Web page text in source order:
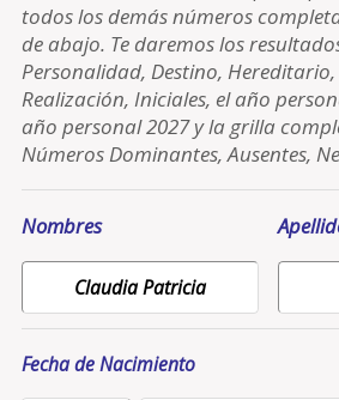
todos los demás números
de abajo. Te daremos los
Personalidad, Destino,
Realización, Iniciales, el año
año personal 2027 y la grilla
Números Dominantes, Ausentes,
Nombres
Fecha de Nacimiento